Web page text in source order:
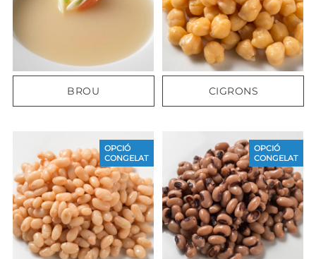
BROU CIGRONS
OPCIÓ
CONGELAT
OPCIÓ
CONGELAT